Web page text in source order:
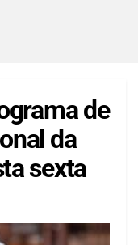
de
da
sexta